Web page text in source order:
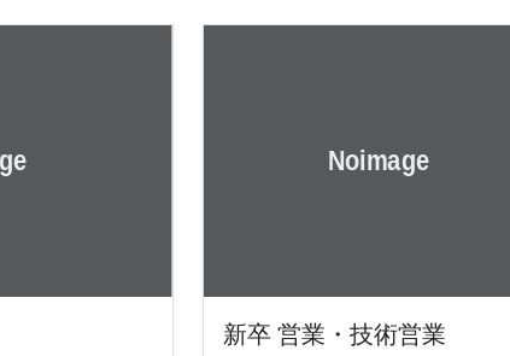
新卒 営業・技術営業